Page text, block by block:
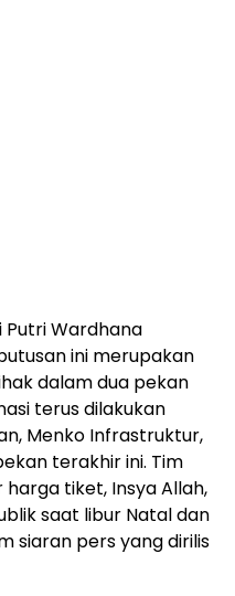
Putri Wardhana
ini merupakan
dalam dua pekan
terus dilakukan
Menko Infrastruktur,
terakhir ini. Tim
tiket, Insya Allah,
saat libur Natal dan
siaran pers yang dirilis